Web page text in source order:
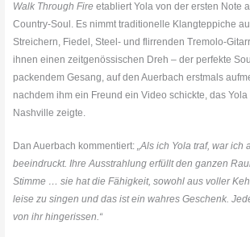
Walk Through Fireetabliert Yola von der ersten Note
Country-Soul. Es nimmt traditionelle Klangteppiche
Streichern, Fiedel, Steel- und flirrenden Tremolo-
ihnen einen zeitgenössischen Dreh – der perfekte
packendem Gesang, auf den Auerbach erstmals
nachdem ihm ein Freund ein Video schickte, das Yola
Nashville zeigte.
Dan Auerbach kommentiert:„Als ich Yola traf, war ich
beeindruckt. Ihre Ausstrahlung erfüllt den ganzen
Stimme … sie hat die Fähigkeit, sowohl aus voller
leise zu singen und das ist ein wahres Geschenk.
von ihr hingerissen.“